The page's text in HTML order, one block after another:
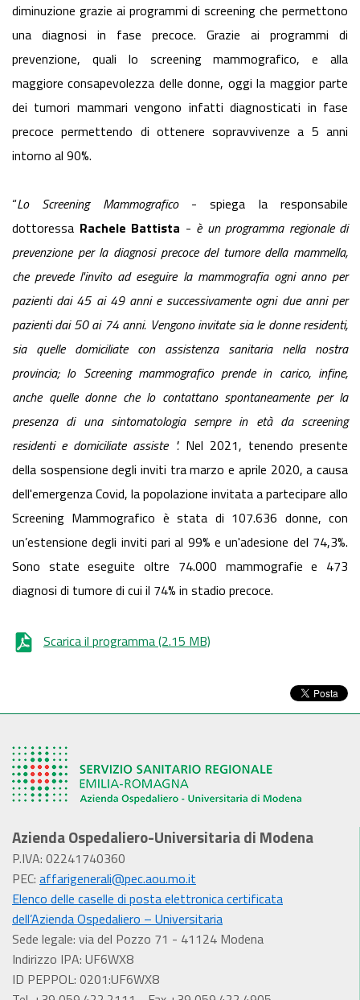
diminuzione grazie ai programmi di screening che permettono
una diagnosi in fase precoce. Grazie ai programmi di
prevenzione, quali lo screening mammografico, e alla
maggiore consapevolezza delle donne, oggi la maggior parte
dei tumori mammari vengono infatti diagnosticati in fase
precoce permettendo di ottenere sopravvivenze a 5 anni
intorno al 90%.
“Lo Screening Mammografico- spiega la responsabile
dottoressa Rachele Battista - è un programma regionale di
prevenzione per la diagnosi precoce del tumore della mammella,
che prevede l'invito ad eseguire la mammografia ogni anno per
pazienti dai 45 ai 49 anni e successivamente ogni due anni per
pazienti dai 50 ai 74 anni. Vengono invitate sia le donne residenti,
sia quelle domiciliate con assistenza sanitaria nella nostra
provincia; lo Screening mammografico prende in carico, infine,
anche quelle donne che lo contattano spontaneamente per la
presenza di una sintomatologia sempre in età da screening
residenti e domiciliate assiste ". Nel 2021, tenendo presente
della sospensione degli inviti tra marzo e aprile 2020, a causa
dell'emergenza Covid, la popolazione invitata a partecipare allo
Screening Mammografico è stata di 107.636 donne, con
un’estensione degli inviti pari al 99% e un'adesione del 74,3%.
Sono state eseguite oltre 74.000 mammografie e 473
diagnosi di tumore di cui il 74% in stadio precoce.
Scarica il programma(2.15 MB)
Azienda Ospedaliero-Universitaria di Modena
P.IVA: 02241740360
PEC: affarigenerali@pec.aou.mo.it
Elenco delle caselle di posta elettronica certificata
dell’Azienda Ospedaliero – Universitaria
Sede legale: via del Pozzo 71 - 41124 Modena
Indirizzo IPA: UF6WX8
ID PEPPOL: 0201:UF6WX8